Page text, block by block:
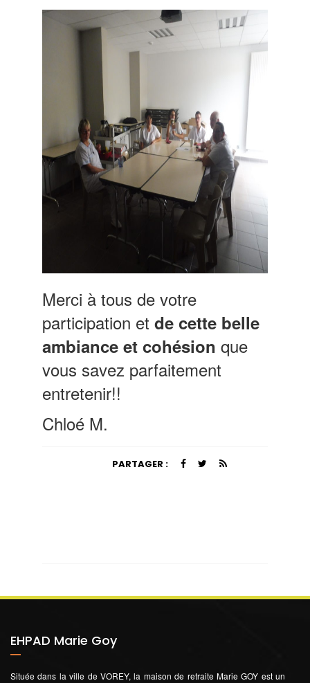
Merci à tous de votre
participation etde cette belle
ambiance et cohésion que
vous savez parfaitement
entretenir!!
Chloé M.
PARTAGER :
EHPAD Marie Goy
Située dans la ville de VOREY, la maison de retraite Marie GOY est un